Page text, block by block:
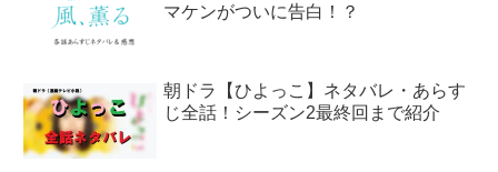
マケンがついに告白！？
朝ドラ【ひよっこ】ネタバレ・あらす
じ全話！シーズン2最終回まで紹介